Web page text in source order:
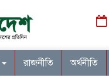
রাজনীতি অর্থনীতি